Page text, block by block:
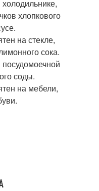
хлопкового
на стекле,
сока.
соды.
на мебели,